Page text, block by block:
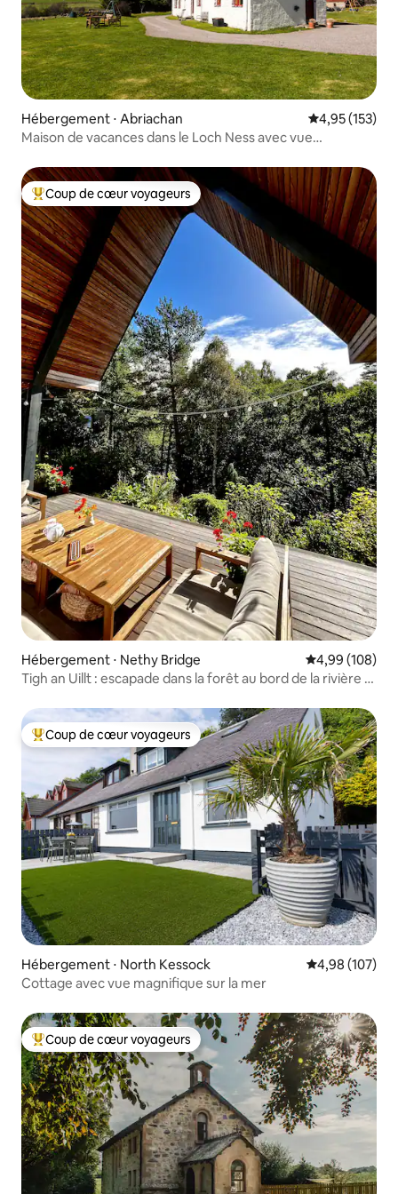
Hébergement ⋅ Abriachan Évaluation
4,95 (153)
Maison de vacances dans le Loch Ness avec vue
Coups de cœur voyageurs les plus appréciés
Coup de cœur voyageurs
Hébergement ⋅ Nethy Bridge Évaluation
4,99 (108)
Tigh an Uillt : escapade dans la forêt au bord de la rivière +
Coups de cœur voyageurs les plus appréciés
Coup de cœur voyageurs
Hébergement ⋅ North Kessock Évaluation
4,98 (107)
Cottage avec vue magnifique sur la mer
Coups de cœur voyageurs les plus appréciés
Coup de cœur voyageurs